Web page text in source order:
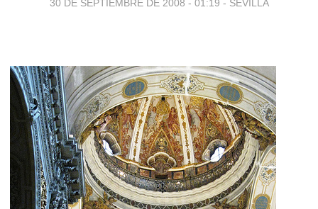
30 DE SEPTIEMBRE DE 2008 - 01:19 - SEVILLA